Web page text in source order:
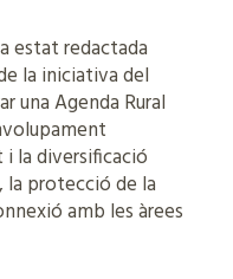
estat redactada
la iniciativa del
una Agenda Rural
la diversificació
la protecció de la
amb les àrees